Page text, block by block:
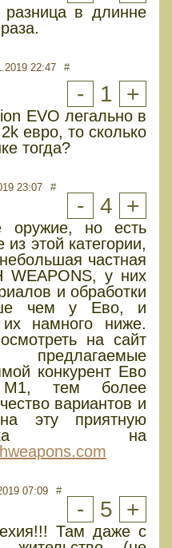
разница в длинне
22:47 #
- 1 +
EVO легально в
евро, то сколько
тогда?
23:07 #
- 4 +
оружие, но есть
этой категории,
частная
WEAPONS, у них
и обработки
чем у Ево, и
намного ниже.
на сайт
конкурент Ево
тем более
вариантов и
на эту приятную
на
07:09 #
- 5 +
Там даже с